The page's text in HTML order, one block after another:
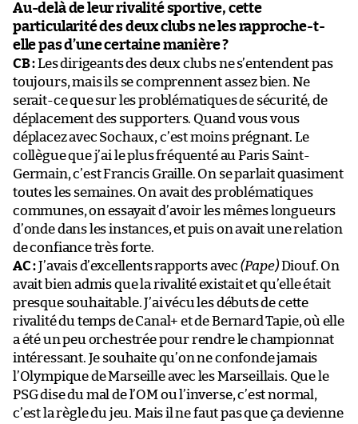
Au-delà de leur rivalité sportive, cette
particularité des deux clubs ne les rapproche-t-
elle pas d’une certaine manière ?
CB :Les dirigeants des deux clubs ne s’entendent pas
toujours, mais ils se comprennent assez bien. Ne
serait-ce que sur les problématiques de sécurité, de
déplacement des supporters. Quand vous vous
déplacez avec Sochaux, c’est moins prégnant. Le
collègue que j’ai le plus fréquenté au Paris Saint-
Germain, c’est Francis Graille. On se parlait quasiment
toutes les semaines. On avait des problématiques
communes, on essayait d’avoir les mêmes longueurs
d’onde dans les instances, et puis on avait une relation
de confiance très forte.
AC :J’avais d’excellents rapports avec (Pape)Diouf. On
avait bien admis que la rivalité existait et qu’elle était
presque souhaitable. J’ai vécu les débuts de cette
rivalité du temps de Canal+ et de Bernard Tapie, où elle
a été un peu orchestrée pour rendre le championnat
intéressant. Je souhaite qu’on ne confonde jamais
l’Olympique de Marseille avec les Marseillais. Que le
PSG dise du mal de l’OM ou l’inverse, c’est normal,
c’est la règle du jeu. Mais il ne faut pas que ça devienne